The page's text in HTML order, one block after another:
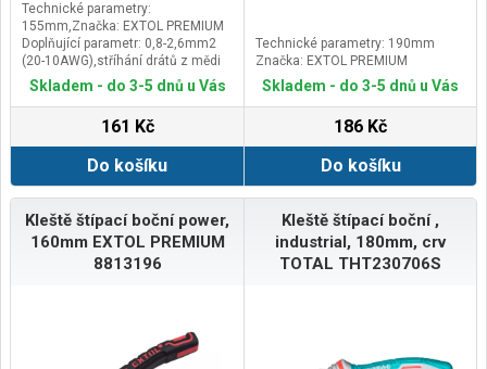
Technické parametry:
155mm,Značka: EXTOL PREMIUM
Doplňující parametr: 0,8-2,6mm2
(20-10AWG),stříhání drátů z mědi
do průměru 2mm a měkké oceli do
průměru 1mm, čelisti tvrzené na
Skladem - do 3-5 dnů u Vás
161 Kč
Do košíku
Technické parametry: 190mm
Značka: EXTOL PREMIUM
Skladem - do 3-5 dnů u Vás
186 Kč
Do košíku
Kleště štípací boční power,
160mm EXTOL PREMIUM
8813196
Kleště štípací boční ,
industrial, 180mm, crv
TOTAL THT230706S